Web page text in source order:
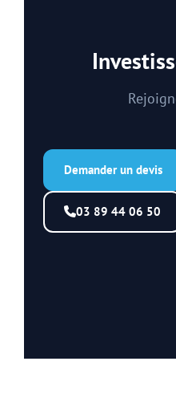
Demander un devis
03 89 44 06 50